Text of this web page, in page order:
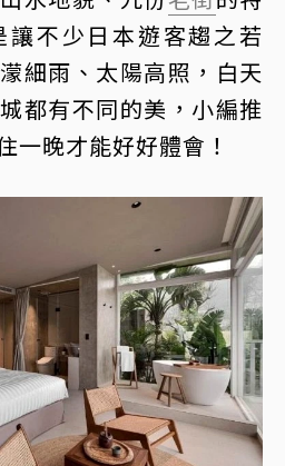
不少日本遊客趨之若
細雨、太陽高照，白天
都有不同的美，小編推
一晚才能好好體會！